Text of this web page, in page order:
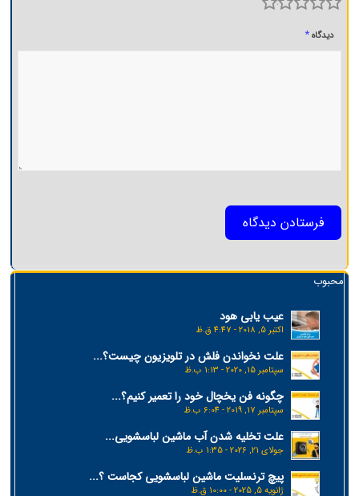
4 3 2 1
دیدگاه*
محبوب
عیب یابی هود
اکتبر 5, 2018 - 4:47 ق.ظ
علت نخواندن فلش در تلویزیون چیست؟...
سپتامبر 15, 2020 - 1:13 ب.ظ
چگونه فن یخچال خود را تعمیر کنیم؟...
سپتامبر 17, 2019 - 6:04 ب.ظ
علت تخلیه شدن آب ماشین لباسشویی...
جولای 21, 2026 - 1:35 ب.ظ
پیچ ترنسلیت ماشین لباسشویی کجاست ؟...
ژانویه 5, 2025 - 10:00 ق.ظ